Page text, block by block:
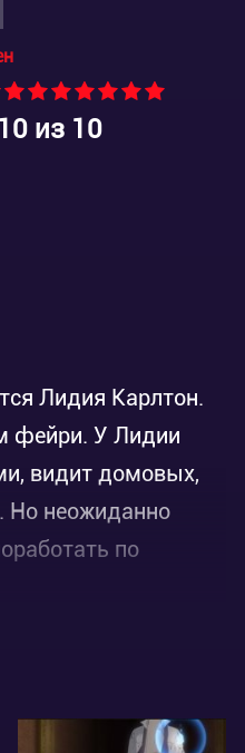
10из 10
Лидия Карлтон.
фейри. У Лидии
видит домовых,
Но неожиданно
по
в поисках
Мерроу. Лорд
на самом деле все